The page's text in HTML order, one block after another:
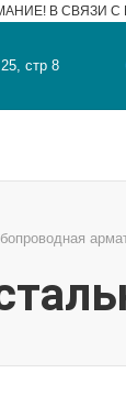
В СВЯЗИ
стр 8